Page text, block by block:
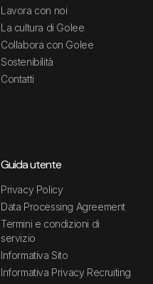
Lavora con noi
La cultura di Golee
Collabora con Golee
Sostenibilità
Contatti
Guida utente
Privacy Policy
Data Processing Agreement
Termini e condizioni di
servizio
Informativa Sito
Informativa Privacy Recruiting